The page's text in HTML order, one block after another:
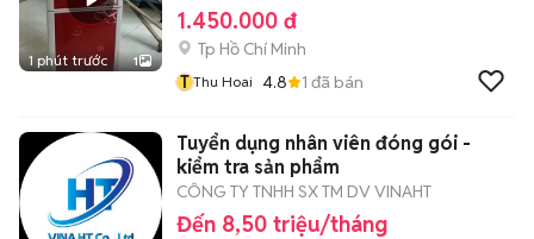
1 phút trước 1
1.450.000 đ
Tp Hồ Chí Minh
T Thu Hoai 4.8 1 đã bán
Tuyển dụng nhân viên đóng gói -
kiểm tra sản phẩm
CÔNG TY TNHH SX TM DV VINAHT
Đến 8,50 triệu/tháng